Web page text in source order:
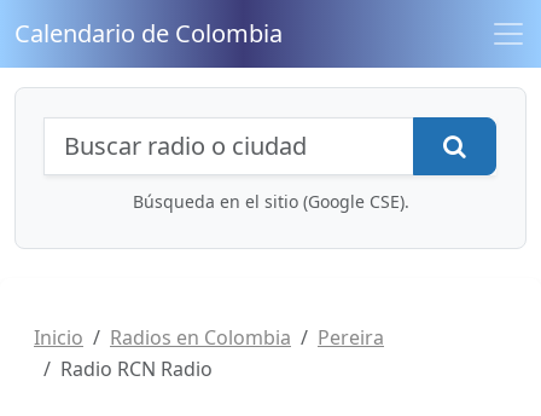
Calendario de Colombia
Búsqueda de radios y contenidos
Búsqueda en el sitio (Google CSE).
Inicio Radios en Colombia
Pereira
Radio RCN Radio